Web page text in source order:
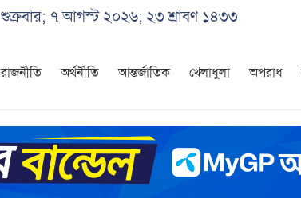
শুক্রবার; ৭ আগস্ট ২০২৬; ২৩ শ্রাবণ ১৪৩৩
রাজনীতি অর্থনীতি আন্তর্জাতিক খেলাধুলা অপরাধ